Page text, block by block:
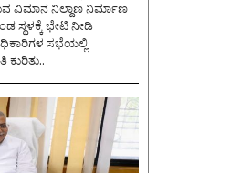
ವಿಮಾನ ನಿಲ್ದಾಣ ನಿರ್ಮಾಣ
ಸ್ಥಳಕ್ಕೆ ಭೇಟಿ ನೀಡಿ